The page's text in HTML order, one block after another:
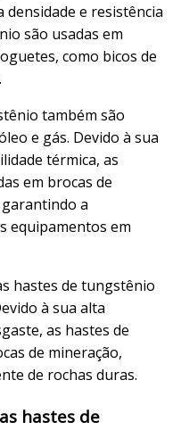
densidade e resistência
são usadas em
como bicos de
também são
e gás. Devido à sua
térmica, as
em brocas de
a
equipamentos em
hastes de tungstênio
à sua alta
as hastes de
de mineração,
de rochas duras.
hastes de